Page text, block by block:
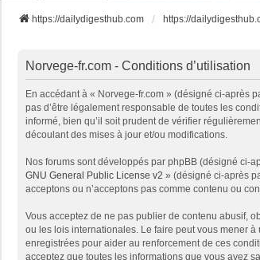
https://dailydigesthub.com https://
Norvege-fr.com - Conditions d’utilisation
En accédant à « Norvege-fr.com » (désigné ci-après
pas d’être légalement responsable de toutes les
informé, bien qu’il soit prudent de vérifier
découlant des mises à jour et/ou modifications.
Nos forums sont développés par phpBB (désigné ci-
GNU General Public License v2 » (désigné ci-après
acceptons ou n’acceptons pas comme contenu ou
Vous acceptez de ne pas publier de contenu abusif,
ou les lois internationales. Le faire peut vous mener
enregistrées pour aider au renforcement de ces
acceptez que toutes les informations que vous avez